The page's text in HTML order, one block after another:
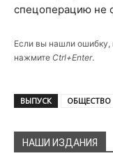
спецоперацию не
Если вы нашли ошибку,
нажмите Ctrl+Enter.
ВЫПУСК ОБЩЕСТВО
НАШИ ИЗДАНИЯ